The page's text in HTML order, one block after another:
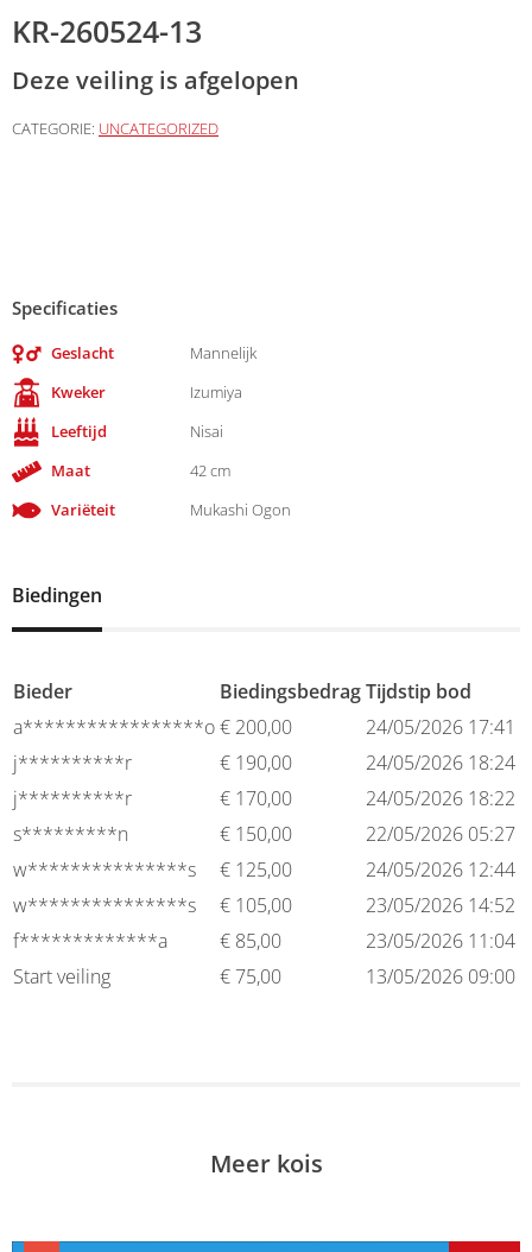
KR-260524-13
Deze veiling is afgelopen
CATEGORIE: UNCATEGORIZED
Specificaties
Geslacht
Mannelijk
Kweker
Izumiya
Leeftijd
Nisai
Maat
42 cm
Variëteit
Mukashi Ogon
Biedingen
Bieder BiedingsbedragTijdstip bod
a*****************o€ 200,00
24/05/2026 17:41
j**********r
€ 190,00
24/05/2026 18:24
j**********r
€ 170,00
24/05/2026 18:22
s*********n
€ 150,00
22/05/2026 05:27
w***************s
€ 125,00
24/05/2026 12:44
w***************s
€ 105,00
23/05/2026 14:52
f*************a
€ 85,00
23/05/2026 11:04
Start veiling
€ 75,00 13/05/2026 09:00
Meer kois